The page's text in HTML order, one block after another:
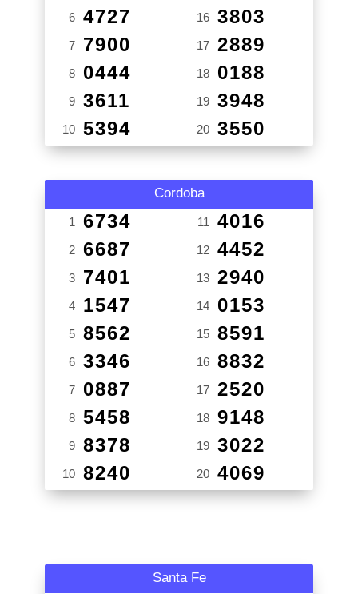
6 4727
7 7900
8 0444
9 3611
10 5394
16 3803
17 2889
18 0188
19 3948
20 3550
Cordoba
1 6734
2 6687
3 7401
4 1547
5 8562
6 3346
7 0887
8 5458
9 8378
10 8240
11 4016
12 4452
13 2940
14 0153
15 8591
16 8832
17 2520
18 9148
19 3022
20 4069
Santa Fe